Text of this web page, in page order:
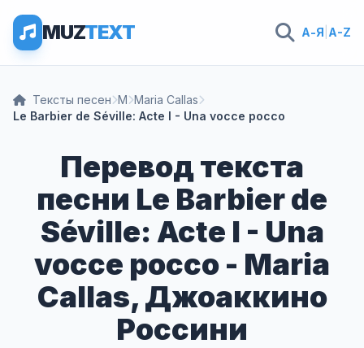
MUZTEXT А-Я A-Z
Тексты песен M Maria Callas
Le Barbier de Séville: Acte I - Una vocce pocco
Перевод текста
песни Le Barbier de
Séville: Acte I - Una
vocce pocco - Maria
Callas, Джоаккино
Россини